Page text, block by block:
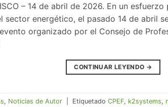
– 14 de abril de 2026. En un
sector energético, el pasado 14 de abril
organizado por el Consejo de
CONTINUAR LEYENDO →
, Noticias de Autor Etiquetado CPEF, k2systems,